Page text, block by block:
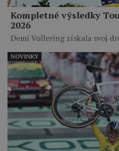
Kompletné výsledky
2026
Demi Vollering získala svoj
NOVINKY